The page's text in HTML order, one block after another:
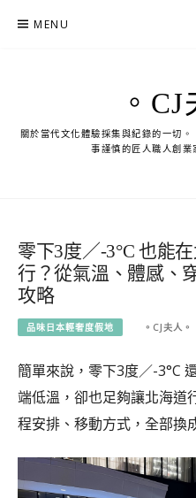
MENU
。CJ
關於當代文化體驗採集與紀錄的一切
事謹慎的匠人職人創業
零下3度／-3°C 也能
行？從氣溫、體感、
攻略
品味日本輕奢度假地 。CJ夫人。
簡單來說，零下3度／-3°C
端低溫，卻也足夠讓北海道
程安排、移動方式，全部換